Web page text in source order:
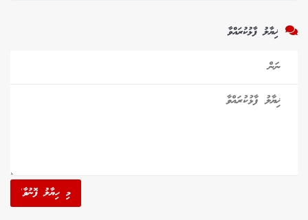
ޚިޔާލު ފާޅުކުރައްވާ
މި ހިޔާލު ފޮނުވާ'